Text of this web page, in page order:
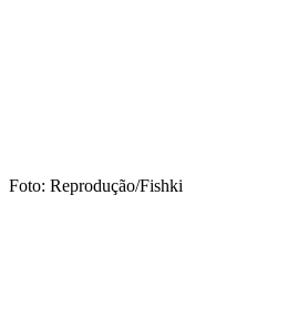
Foto: Reprodução/Fishki